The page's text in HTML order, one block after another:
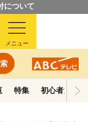
について
メニュー
特集 初心者ガイド